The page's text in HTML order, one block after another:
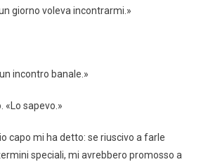
giorno voleva incontrarmi.»
incontro banale.»
«Lo sapevo.»
capo mi ha detto: se riuscivo a farle
speciali, mi avrebbero promosso a